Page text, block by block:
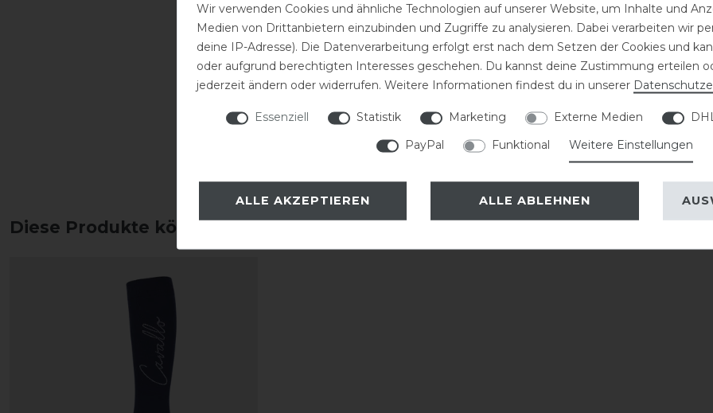
2
1
Diese Produkte könnten dich auch interessieren
Wir verwenden Cookies und ähnliche Technologien auf unserer Website, um Inhalte und
Medien von Drittanbietern einzubinden und Zugriffe zu analysieren. Dabei verarbeiten wir
deine IP-Adresse). Die Datenverarbeitung erfolgt erst nach dem Setzen der Cookies und
oder aufgrund berechtigten Interesses geschehen. Du kannst deine Zustimmung erteilen
jederzeit ändern oder widerrufen. Weitere Informationen findest du in unserer
Essenziell Statistik Marketing Externe Medien
PayPal
Funktional Weitere Einstellungen
ALLE AKZEPTIEREN ALLE ABLEHNEN